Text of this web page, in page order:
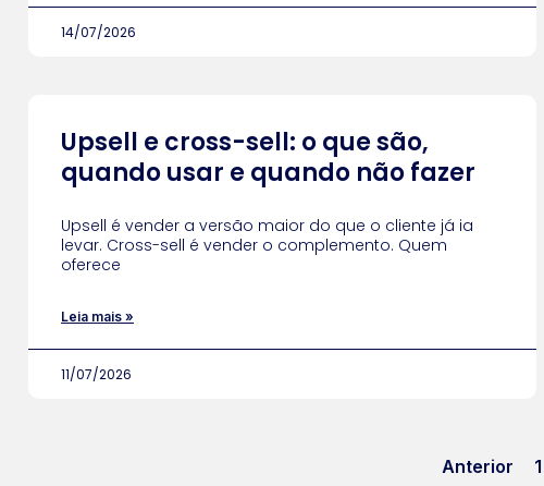
14/07/2026
Upsell e cross-sell: o que são,
quando usar e quando não fazer
Upsell é vender a versão maior do que o cliente já ia
levar. Cross-sell é vender o complemento. Quem
oferece
Leia mais »
11/07/2026
Anterior 1